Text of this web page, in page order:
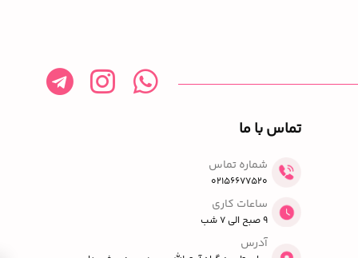
تماس با ما
شماره تماس
02156677520
ساعات کاری
9 صبح الی 7 شب
آدرس